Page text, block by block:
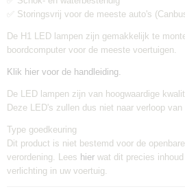
Inhoud verpakking:
Verzendkosten:
€6,95
✅ Storingsvrij voor de meeste auto's
De H1 LED lampen zijn gemakkelijk te
boordcomputer voor de meeste voertuigen.
Klik hier voor de handleiding.
De LED lampen zijn van hoogwaardige
Deze LED's zullen dus niet naar verloop
Type goedkeuring
Dit product is niet bestemd voor de
verordening. Lees hier wat dit precies
verlichting in uw voertuig.